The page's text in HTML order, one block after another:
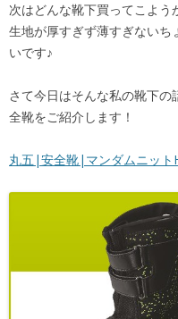
次はどんな靴下買ってこよう
生地が厚すぎず薄すぎないち
いです♪
さて今日はそんな私の靴下
全靴をご紹介します！
丸五|安全靴|マンダムニット